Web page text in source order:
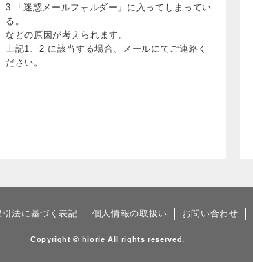
3.「迷惑メールフォルダー」に入ってしまってい
る。
などの原因が考えられます。
上記1、2 に該当する場合、メールにてご連絡く
ださい。
法に基づく表記 個人情報の取扱い お問い合わせ
Copyright © hiorie All rights reserved.